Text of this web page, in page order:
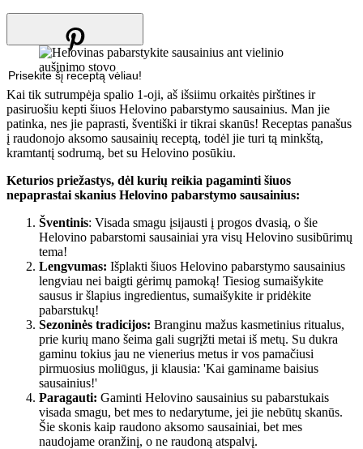
Prisekite šį receptą vėliau!
Kai tik sutrumpėja spalio 1-oji, aš išsiimu orkaitės pirštines ir
pasiruošiu kepti šiuos Helovino pabarstymo sausainius. Man jie
patinka, nes jie paprasti, šventiški ir tikrai skanūs! Receptas panašus
į raudonojo aksomo sausainių receptą, todėl jie turi tą minkštą,
kramtantį sodrumą, bet su Helovino posūkiu.
Keturios priežastys, dėl kurių reikia pagaminti šiuos
nepaprastai skanius Helovino pabarstymo sausainius:
Šventinis: Visada smagu įsijausti į progos dvasią, o šie
Helovino pabarstomi sausainiai yra visų Helovino susibūrimų
tema!
Lengvumas: Išplakti šiuos Helovino pabarstymo sausainius
lengviau nei baigti gėrimų pamoką! Tiesiog sumaišykite
sausus ir šlapius ingredientus, sumaišykite ir pridėkite
pabarstukų!
Sezoninės tradicijos: Branginu mažus kasmetinius ritualus,
prie kurių mano šeima gali sugrįžti metai iš metų. Su dukra
gaminu tokius jau ne vienerius metus ir vos pamačiusi
pirmuosius moliūgus, ji klausia: 'Kai gaminame baisius
sausainius!'
Paragauti: Gaminti Helovino sausainius su pabarstukais
visada smagu, bet mes to nedarytume, jei jie nebūtų skanūs.
Šie skonis kaip raudono aksomo sausainiai, bet mes
naudojame oranžinį, o ne raudoną atspalvį.